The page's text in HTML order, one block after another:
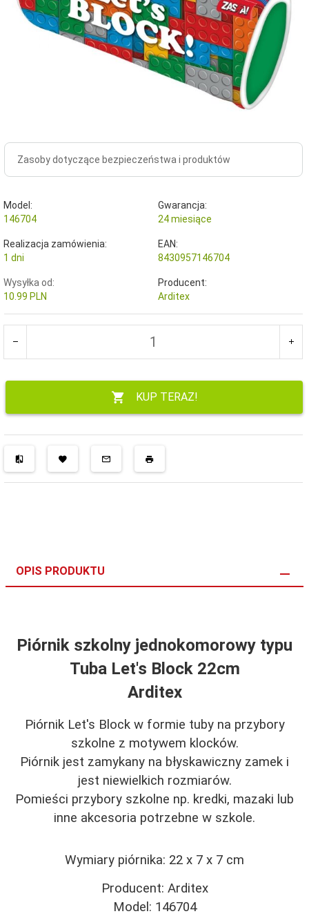
Zasoby dotyczące bezpieczeństwa i produktów
Model:
146704
Gwarancja:
24 miesiące
Realizacja zamówienia:
1 dni
EAN:
8430957146704
Wysyłka od:
10.99 PLN
Producent:
Arditex
KUP TERAZ!
OPIS PRODUKTU
Piórnik szkolny jednokomorowy typu
Tuba Let's Block 22cm
Arditex
Piórnik Let's Block w formie tuby na przybory
szkolne z motywem klocków.
Piórnik jest zamykany na błyskawiczny zamek i
jest niewielkich rozmiarów.
Pomieści przybory szkolne np. kredki, mazaki lub
inne akcesoria potrzebne w szkole.
Wymiary piórnika: 22 x 7 x 7 cm
Producent: Arditex
Model: 146704